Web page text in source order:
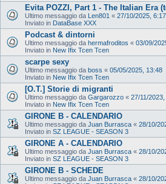
Evita POZZI, Part 1 - The Italian Era
Ultimo messaggio da Len801 « 27/10/2025, 6:17
Inviato in DataBase XXX
Podcast & dintorni
Ultimo messaggio da hermafroditos « 03/09/
Inviato in New Ifix Tcen Tcen
scarpe sexy
Ultimo messaggio da boss « 05/05/2025, 13:48
Inviato in New Ifix Tcen Tcen
[O.T.] Storie di migranti
Ultimo messaggio da Gargarozzo « 27/11/2023,
Inviato in New Ifix Tcen Tcen
GIRONE B - CALENDARIO
Ultimo messaggio da Juan Burrasca « 28/10/
Inviato in SZ LEAGUE - SEASON 3
GIRONE A - CALENDARIO
Ultimo messaggio da Juan Burrasca « 28/10/
Inviato in SZ LEAGUE - SEASON 3
GIRONE B - SCHEDE
Ultimo messaggio da Juan Burrasca « 28/10/